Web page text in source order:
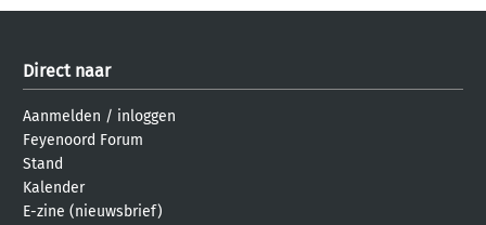
Direct naar
Aanmelden / inloggen
Feyenoord Forum
Stand
Kalender
E-zine (nieuwsbrief)